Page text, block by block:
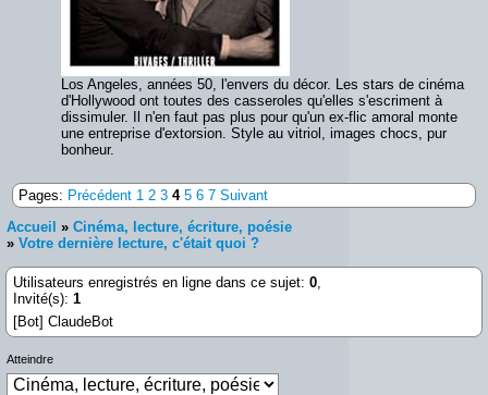
Los Angeles, années 50, l'envers du décor. Les stars de cinéma
d'Hollywood ont toutes des casseroles qu'elles s'escriment à
dissimuler. Il n'en faut pas plus pour qu'un ex-flic amoral monte
une entreprise d'extorsion. Style au vitriol, images chocs, pur
bonheur.
Pages: Précédent 1 2 3 4 5 6 7 Suivant
Accueil » Cinéma, lecture, écriture, poésie
» Votre dernière lecture, c'était quoi ?
Utilisateurs enregistrés en ligne dans ce sujet: 0,
Invité(s): 1
[Bot] ClaudeBot
Atteindre